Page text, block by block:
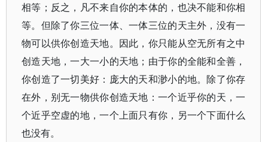
相等；反之，凡不来自你的本体的，也决不能和你相
等。但除了你三位一体、一体三位的天主外，没有一
物可以供你创造天地。因此，你只能从空无所有之中
创造天地，一大一小的天地；由于你的全能和全善，
你创造了一切美好：庞大的天和渺小的地。除了你存
在外，别无一物供你创造天地：一个近乎你的天，一
个近乎空虚的地，一个上面只有你，另一个下面什么
也没有。